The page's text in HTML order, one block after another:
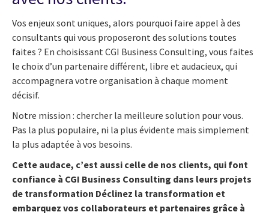
Vos enjeux sont uniques, alors pourquoi faire appel à des
consultants qui vous proposeront des solutions toutes
faites ? En choisissant CGI Business Consulting, vous faites
le choix d’un partenaire différent, libre et audacieux, qui
accompagnera votre organisation à chaque moment
décisif.
Notre mission : chercher la meilleure solution pour vous.
Pas la plus populaire, ni la plus évidente mais simplement
la plus adaptée à vos besoins.
Cette audace, c’est aussi celle de nos clients, qui font
confiance à CGI Business Consulting dans leurs projets
de transformation Déclinez la transformation et
embarquez vos collaborateurs et partenaires grâce à